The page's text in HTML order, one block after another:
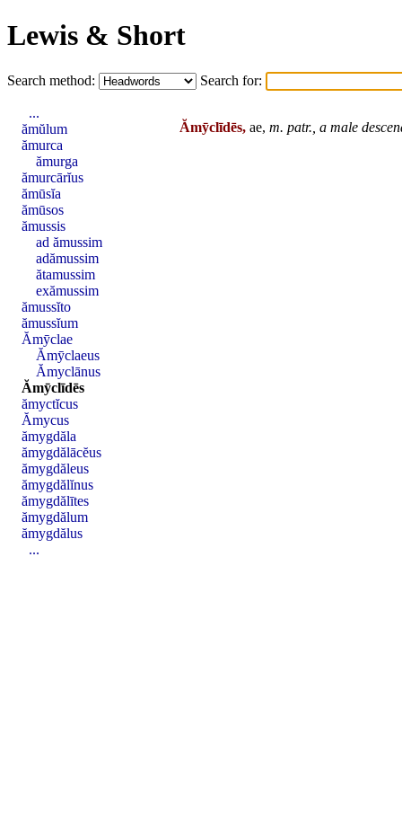
Lewis & Short
Search method: Search for:
Ămȳclīdēs, ae, m. patr., a male
...
ămŭlum
ămurca
ămurga
ămurcārĭus
ămūsĭa
ămūsos
ămussis
ad ămussim
adămussim
ătamussim
exămussim
ămussĭto
ămussĭum
Ămȳclae
Ămȳclaeus
Ămyclānus
Ămȳclīdēs
ămyctĭcus
Ămycus
ămygdăla
ămygdălācĕus
ămygdăleus
ămygdălĭnus
ămygdălītes
ămygdălum
ămygdălus
...